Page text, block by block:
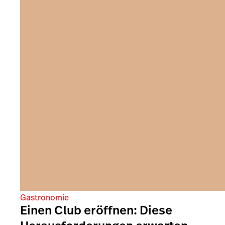
Gastronomie
Einen Club eröffnen: Diese